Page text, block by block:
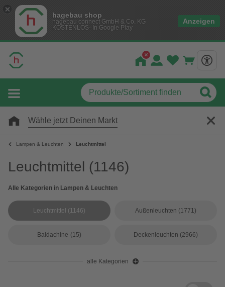
hagebau shop
hagebau connect GmbH & Co. KG
KOSTENLOS- In Google Play
Anzeigen
Wähle jetzt Deinen Markt
Lampen & Leuchten Leuchtmittel
Leuchtmittel (1146)
Alle Kategorien in Lampen & Leuchten
Leuchtmittel (1146) Außenleuchten (1771)
Baldachine (15) Deckenleuchten (2966)
alle Kategorien